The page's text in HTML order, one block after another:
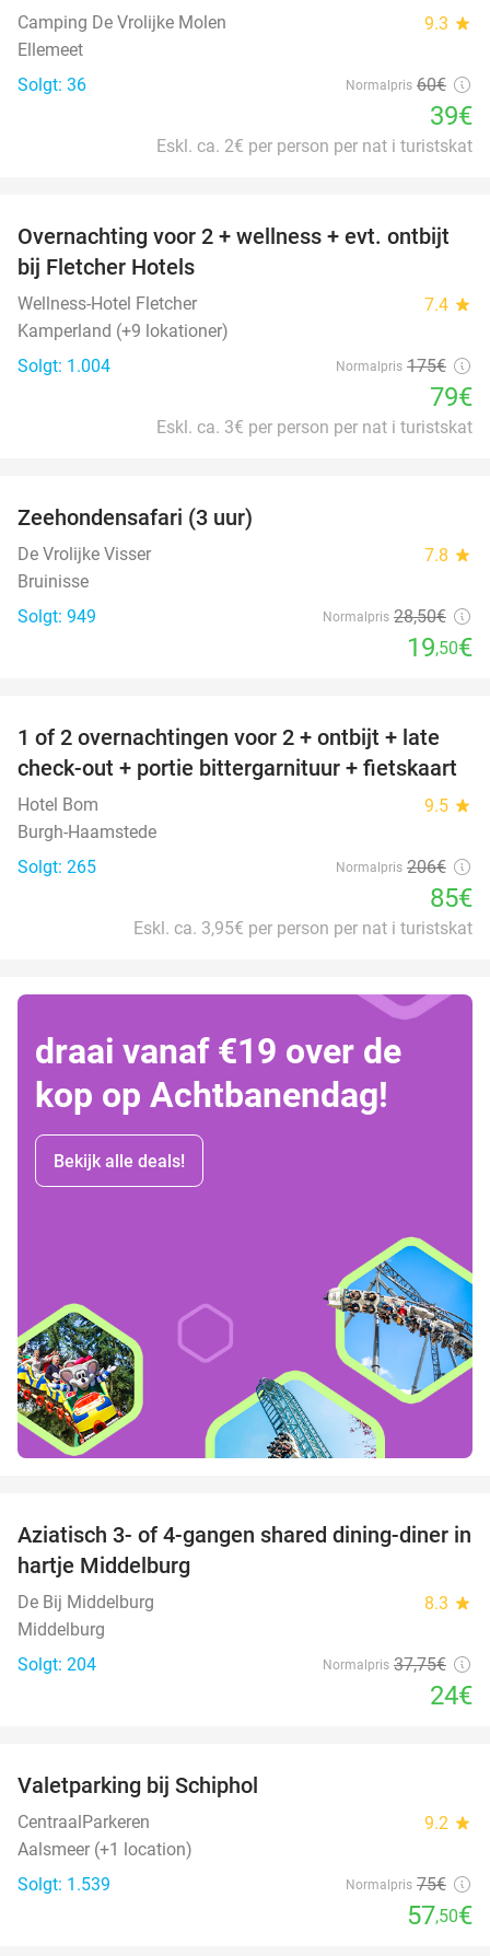
Camping De Vrolijke Molen 9.3 star
Ellemeet
Solgt: 36
Normalpris 60€
39€
Eskl. ca. 2€ per person per nat i turistskat
55%
Overnachting voor 2 + wellness + evt. ontbijt
bij Fletcher Hotels
Wellness-Hotel Fletcher 7.4 star
Kamperland (+9 lokationer)
Solgt: 1.004
Normalpris 175€
79€
Eskl. ca. 3€ per person per nat i turistskat
Zeehondensafari (3 uur)
De Vrolijke Visser 7.8 star
Bruinisse
Solgt: 949
Normalpris 28,50€
19,50€
59%
1 of 2 overnachtingen voor 2 + ontbijt + late
check-out + portie bittergarnituur + fietskaart
Hotel Bom 9.5 star
Burgh-Haamstede
Solgt: 265
Normalpris 206€
85€
Eskl. ca. 3,95€ per person per nat i turistskat
draai vanaf €19 over de
kop op Achtbanendag!
Bekijk alle deals!
36%
Aziatisch 3- of 4-gangen shared dining-diner in
hartje Middelburg
De Bij Middelburg 8.3 star
Middelburg
Solgt: 204
Normalpris 37,75€
24€
Valetparking bij Schiphol
CentraalParkeren 9.2 star
Aalsmeer (+1 location)
Solgt: 1.539
Normalpris 75€
57,50€